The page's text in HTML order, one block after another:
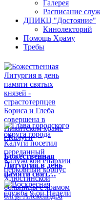
Галерея
Расписание
ДПИКЦ "Достояние"
Кинолекторий
Помощь Храму
Требы
Божественная
Литургия в день
памяти свят…